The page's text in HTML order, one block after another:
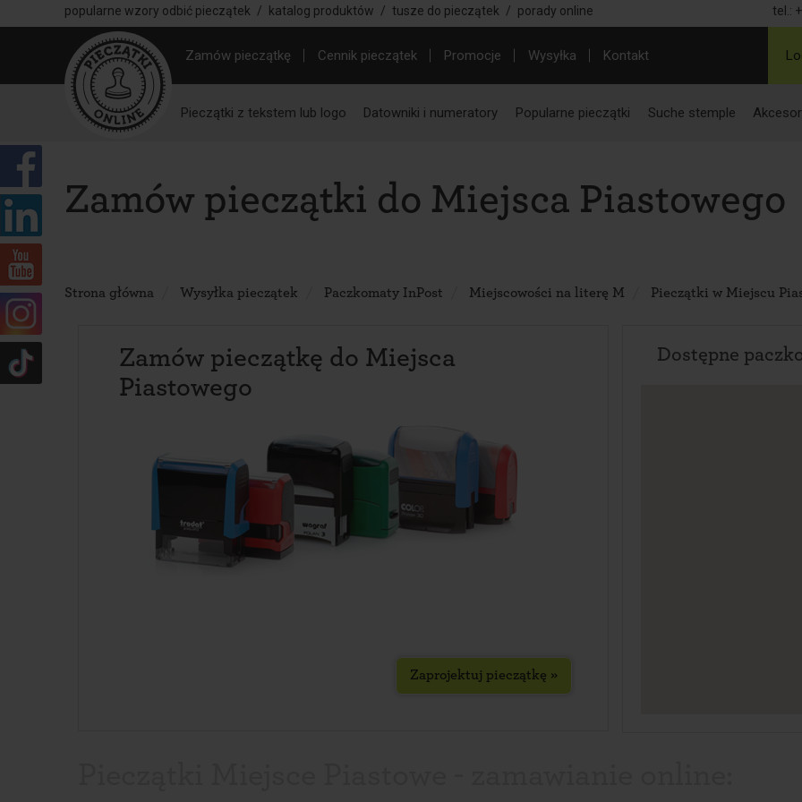
popularne wzory odbić pieczątek / katalog produktów / tusze do pieczątek / porady online tel.:
Zamów pieczątkę Cennik pieczątek Promocje Wysyłka Kontakt
Pieczątki z tekstem lub logo Datowniki i numeratory Popularne pieczątki Suche stemple
Zamów pieczątki do Miejsca Piastowego
Strona główna Wysyłka pieczątek Paczkomaty InPost Miejscowości na literę M Pieczątki w Miejscu
Zamów pieczątkę do Miejsca
Piastowego
Zaprojektuj pieczątkę »
Dostępne